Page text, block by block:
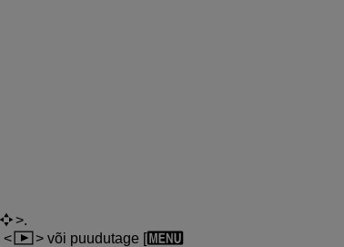
.
või puudutage [